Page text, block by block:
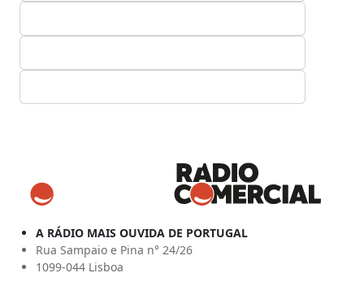
A RÁDIO MAIS OUVIDA DE PORTUGAL
Rua Sampaio e Pina n° 24/26
1099-044 Lisboa